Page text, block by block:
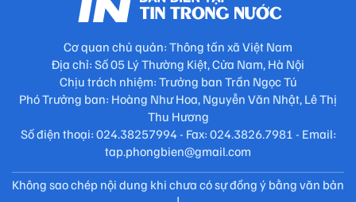
Cơ quan chủ quản: Thông tấn xã Việt Nam
Địa chỉ: Số 05 Lý Thường Kiệt, Cửa Nam, Hà Nội
Chịu trách nhiệm: Trưởng ban Trần Ngọc Tú
Phó Trưởng ban: Hoàng Như Hoa, Nguyễn Văn Nhật, Lê Thị
Thu Hương
Số điện thoại: 024.38257994 - Fax: 024.3826.7981 - Email:
tap.phongbien@gmail.com
Không sao chép nội dung khi chưa có sự đồng ý bằng văn bản